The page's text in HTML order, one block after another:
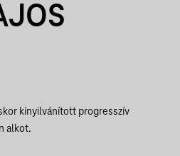
kinyilvánított progresszív
alkot.